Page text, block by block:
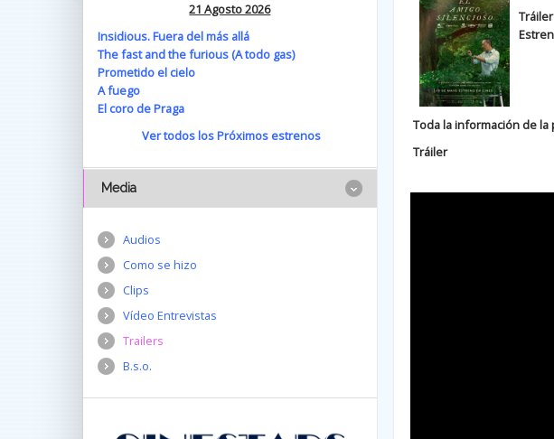
Tráiler
Toda la información de
Tráiler
21 Agosto 2026
Insidious. Fuera del más allá
The fast and the furious (A todo gas)
Prometido el cielo
A fuego
El coro de Praga
Ver todos los Próximos estrenos
Media
Audios
Como se hizo
Clips
Vídeo Entrevistas
Trailers
B.s.o.